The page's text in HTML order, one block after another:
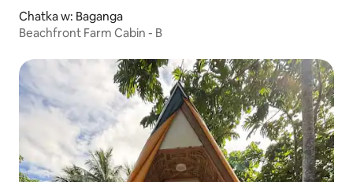
Chatka w: Baganga
Beachfront Farm Cabin - B